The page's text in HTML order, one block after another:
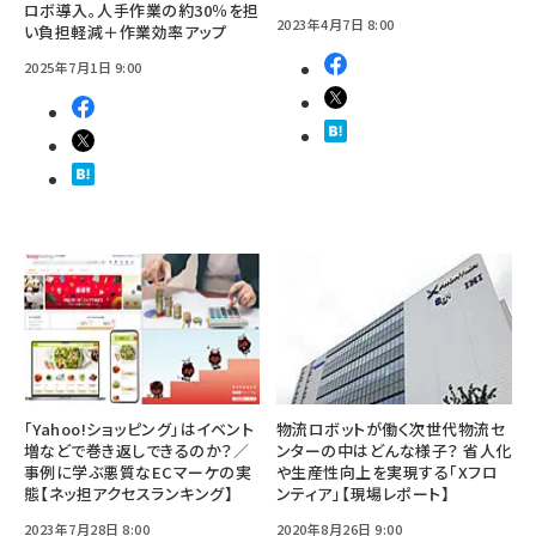
ロボ導入。人手作業の約30％を担
い負担軽減＋作業効率アップ
2025年7月1日 9:00
2023年4月7日 8:00
「Yahoo!ショッピング」はイベント
増などで巻き返しできるのか？／
事例に学ぶ悪質なECマーケの実
態【ネッ担アクセスランキング】
2023年7月28日 8:00
物流ロボットが働く次世代物流セ
ンターの中はどんな様子？ 省人化
や生産性向上を実現する「Xフロ
ンティア」【現場レポート】
2020年8月26日 9:00